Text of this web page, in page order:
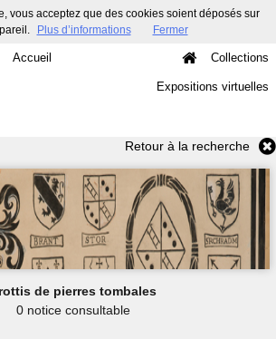
vous acceptez que des cookies soient déposés sur
Plus d’informations Fermer
Accueil Collections
Expositions virtuelles
Retour à la recherche
de pierres tombales
0 notice consultable